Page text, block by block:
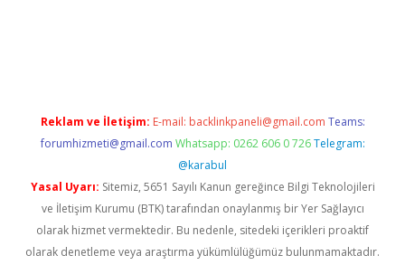
Reklam ve İletişim: E-mail: backlinkpaneli@gmail.com Teams:
forumhizmeti@gmail.com Whatsapp: 0262 606 0 726 Telegram:
@karabul
Yasal Uyarı: Sitemiz, 5651 Sayılı Kanun gereğince Bilgi Teknolojileri
ve İletişim Kurumu (BTK) tarafından onaylanmış bir Yer Sağlayıcı
olarak hizmet vermektedir. Bu nedenle, sitedeki içerikleri proaktif
olarak denetleme veya araştırma yükümlülüğümüz bulunmamaktadır.